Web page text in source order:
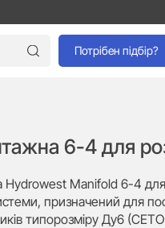
Потрібен підбір?
6-4 для
Manifold 6-4 для
призначений для
типорозміру Ду6